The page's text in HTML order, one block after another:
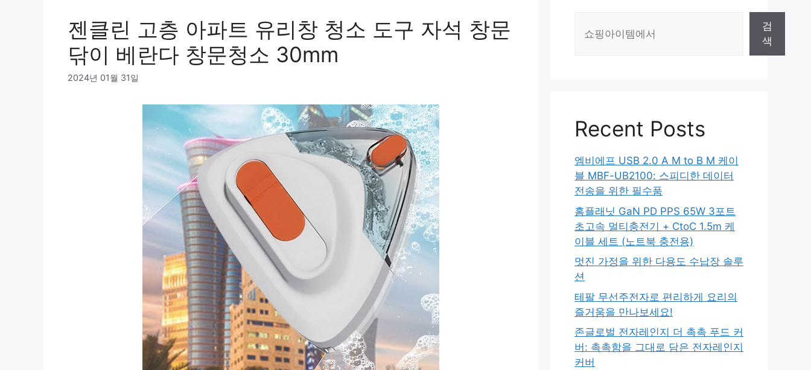
젠클린 고층 아파트 유리창 청소 도구 자석 창문
닦이 베란다 창문청소 30mm
2024년 01월 31일
검
색
Recent Posts
엠비에프 USB 2.0 A M to B M 케이
블 MBF-UB2100: 스피디한 데이터
전송을 위한 필수품
홈플래닛 GaN PD PPS 65W 3포트
초고속 멀티충전기 + CtoC 1.5m 케
이블 세트 (노트북 충전용)
멋진 가정을 위한 다용도 수납장 솔루
션
테팔 무선주전자로 편리하게 요리의
즐거움을 만나보세요!
존글로벌 전자레인지 더 촉촉 푸드 커
버: 촉촉함을 그대로 담은 전자레인지
커버